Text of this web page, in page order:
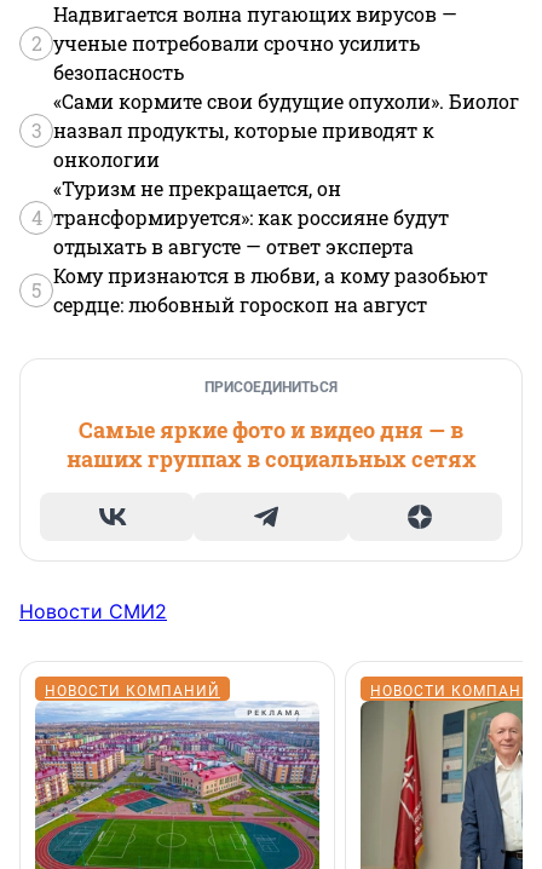
2
Надвигается волна пугающих вирусов —
ученые потребовали срочно усилить
безопасность
3
«Сами кормите свои будущие опухоли». Биолог
назвал продукты, которые приводят к
онкологии
4
«Туризм не прекращается, он
трансформируется»: как россияне будут
отдыхать в августе — ответ эксперта
5
Кому признаются в любви, а кому разобьют
сердце: любовный гороскоп на август
ПРИСОЕДИНИТЬСЯ
Самые яркие фото и видео дня — в
наших группах в социальных сетях
Новости СМИ2
НОВОСТИ КОМПАНИЙ НОВОСТИ